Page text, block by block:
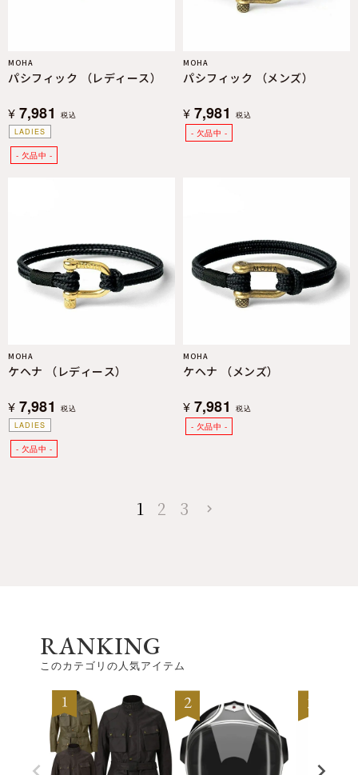
LADIES
MOHA
パシフィック （レディース）
¥ 7,981 税込
MOHA
パシフィック （メンズ）
¥ 7,981 税込
LADIES
MOHA
ケヘナ （レディース）
¥ 7,981 税込
MOHA
ケヘナ （メンズ）
¥ 7,981 税込
1 2 3
RANKING
このカテゴリの人気アイテム